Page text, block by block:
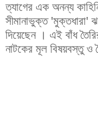
ত্যাগের এক অনন্য
সীমানাভুক্ত'মুক্তধারা'
দিয়েছেন । এই বাঁধ
নাটকের মূল বিষয়বস্তু ও